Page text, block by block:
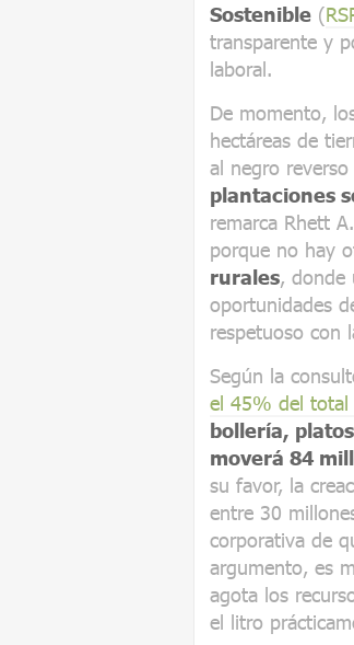
Sostenible (
transparente y
laboral.
De momento,
hectáreas de
al negro
plantaciones
remarca Rhett
porque no hay
rurales, donde
oportunidades
respetuoso con
Según la
el 45% del total
bollería,
moverá 84
su favor, la
entre 30
corporativa de
argumento, es
agota los
el litro